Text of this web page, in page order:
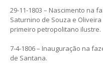
29-11-1803 – Nascimento na
Saturnino de Souza e
primeiro petropolitano ilustre.
7-4-1806 – Inauguração na
de Santana.